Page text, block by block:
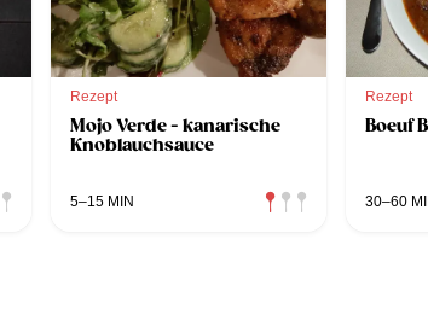
Rezept
Mojo Verde - kanarische
Knoblauchsauce
5–15 MIN
Rezept
Boeuf
30–60